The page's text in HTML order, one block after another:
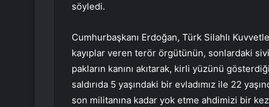
söyledi.
Cumhurbaşkanı Erdoğan, Türk Silahlı
kayıplar veren terör örgütünün, sonlardaki
pakların kanını akıtarak, kirli yüzünü
saldırıda 5 yaşındaki bir evladımız ile 22
son militanına kadar yok etme ahdimizi bir